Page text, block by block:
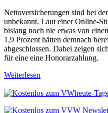
Nettoversicherungen sind bei
unbekannt. Laut einer Online-
bislang noch nie etwas von
1,9 Prozent hätten demnach
abgeschlossen. Dabei zeigen
für eine eine Honorarzahlung.
Weiterlesen